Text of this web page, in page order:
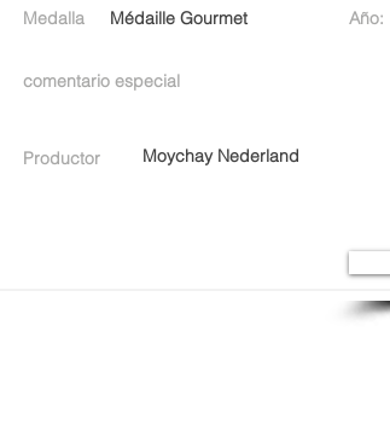
Medalla Médaille Gourmet Año:
comentario especial
Productor Moychay Nederland